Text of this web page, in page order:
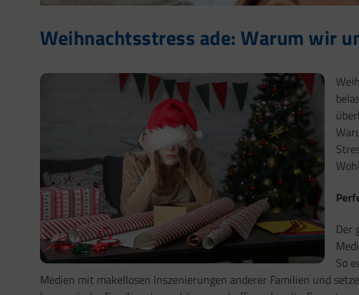
Weihnachtsstress ade: Warum wir
Der
So
Medien mit makellosen Inszenierungen anderer Familien und